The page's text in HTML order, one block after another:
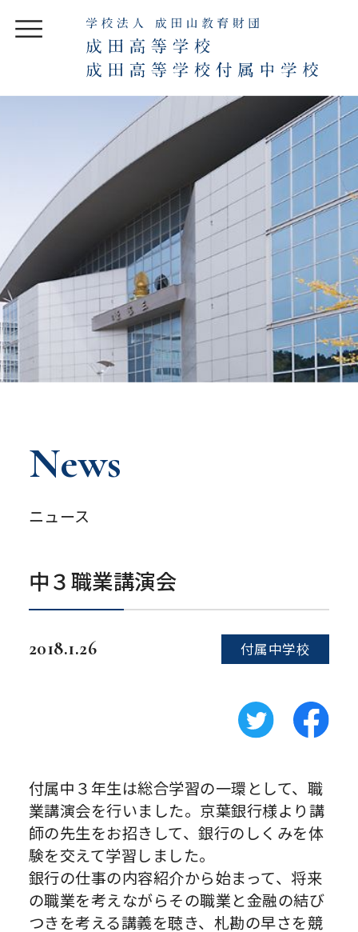
News
ニュース
中３職業講演会
2018.1.26 付属中学校
付属中３年生は総合学習の一環として、職
業講演会を行いました。京葉銀行様より講
師の先生をお招きして、銀行のしくみを体
験を交えて学習しました。
銀行の仕事の内容紹介から始まって、将来
の職業を考えながらその職業と金融の結び
つきを考える講義を聴き、札勘の早さを競